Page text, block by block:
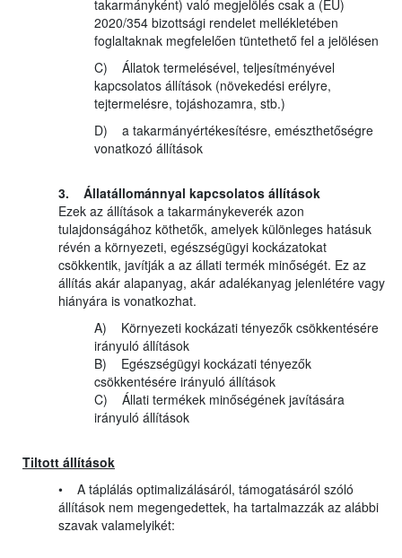
takarmányként) való megjelölés csak a (EU)
2020/354 bizottsági rendelet mellékletében
foglaltaknak megfelelően tüntethető fel a jelölésen
C) Állatok termelésével, teljesítményével
kapcsolatos állítások (növekedési erélyre,
tejtermelésre, tojáshozamra, stb.)
D) a takarmányértékesítésre, emészthetőségre
vonatkozó állítások
3. Állatállománnyal kapcsolatos állítások
Ezek az állítások a takarmánykeverék azon
tulajdonságához köthetők, amelyek különleges hatásuk
révén a környezeti, egészségügyi kockázatokat
csökkentik, javítják a az állati termék minőségét. Ez az
állítás akár alapanyag, akár adalékanyag jelenlétére vagy
hiányára is vonatkozhat.
A) Környezeti kockázati tényezők csökkentésére
irányuló állítások
B) Egészségügyi kockázati tényezők
csökkentésére irányuló állítások
C) Állati termékek minőségének javítására
irányuló állítások
Tiltott állítások
• A táplálás optimalizálásáról, támogatásáról szóló
állítások nem megengedettek, ha tartalmazzák az alábbi
szavak valamelyikét: